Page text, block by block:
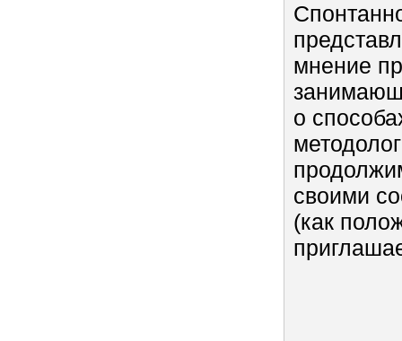
мнение
о
своими
(как